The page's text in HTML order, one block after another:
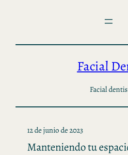
Facial
Facial dentis
12 de junio de 2023
Manteniendo tu